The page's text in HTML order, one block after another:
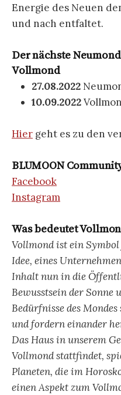
Energie des Neuen
und nach entfaltet.
Der nächste
Vollmond
27.08.2022
10.09.2022
Hier geht es zu den
BLUMOON
Facebook
Instagram
Was bedeutet
Vollmond ist ein
Idee, eines
Inhalt nun in die
Bewusstsein der Sonne
Bedürfnisse des
und fordern einander
Das Haus in unserem
Vollmond stattfindet,
Planeten, die im
einen Aspekt zum